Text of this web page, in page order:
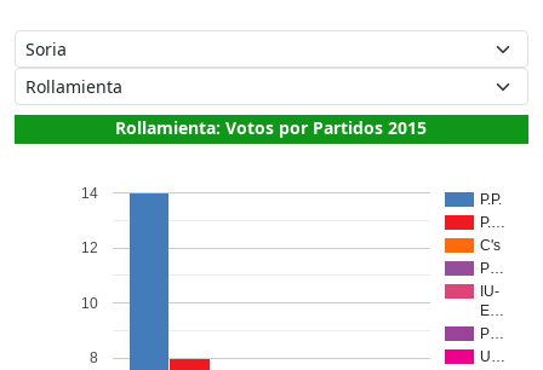
Rollamienta: Votos por Partidos 2015
P.P.
P.…
C's
P…
IU-
E…
P…
U…
8
10
12
14